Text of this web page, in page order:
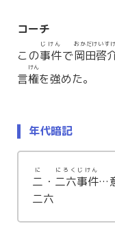
コーチ
この事件
じけん
で岡田啓
おかだけいす
言権
けん
を強めた。
年代暗記
二
に
・ 二六事件
にろくじけん
…
二六